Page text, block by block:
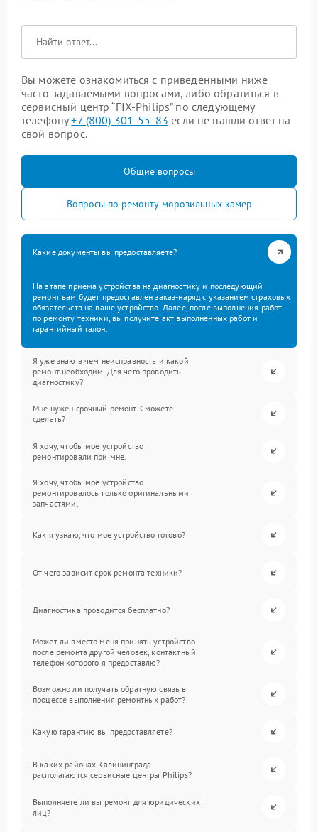
Вы можете ознакомиться с приведенными ниже
часто задаваемыми вопросами, либо обратиться в
сервисный центр “FIX-Philips” по следующему
телефону+7 (800) 301-55-83 если не нашли ответ на
свой вопрос.
Общие вопросы
Вопросы по ремонту морозильных камер
Какие документы вы предоставляете?
На этапе приема устройства на диагностику и последующий
ремонт вам будет предоставлен заказ-наряд с указанием страховых
обязательств на ваше устройство. Далее, после выполнения работ
по ремонту техники, вы получите акт выполненных работ и
гарантийный талон.
Я уже знаю в чем неисправность и какой
ремонт необходим. Для чего проводить
диагностику?
Мне нужен срочный ремонт. Сможете
сделать?
Я хочу, чтобы мое устройство
ремонтировали при мне.
Я хочу, чтобы мое устройство
ремонтировалось только оригинальными
запчастями.
Как я узнаю, что мое устройство готово?
От чего зависит срок ремонта техники?
Диагностика проводится бесплатно?
Может ли вместо меня принять устройство
после ремонта другой человек, контактный
телефон которого я предоставлю?
Возможно ли получать обратную связь в
процессе выполнения ремонтных работ?
Какую гарантию вы предоставляете?
В каких районах Калининграда
располагаются сервисные центры Philips?
Выполняете ли вы ремонт для юридических
лиц?